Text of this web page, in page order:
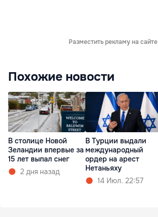
Разместить рекламу на сайте
Похожие новости
В столице Новой
Зеландии впервые за
15 лет выпал снег
2 дня назад
В Турции выдали
международный
ордер на арест
Нетаньяху
14 Июл. 22:57